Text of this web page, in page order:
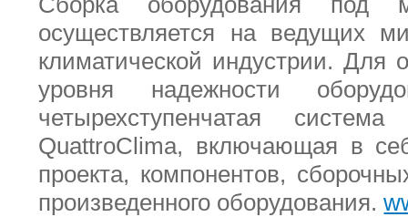
осуществляется на ведущих
климатической индустрии. Для
уровня надежности
четырехступенчатая
QuattroClima, включающая в
проекта, компонентов,
произведенного оборудования.